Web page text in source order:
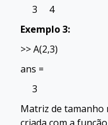
3 4
Exemplo 3:
>> A(2,3)
ans =
3
Matriz de tamanho